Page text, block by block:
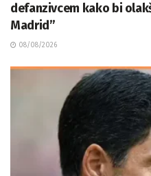
defanzivcem kako bi
Madrid”
08/08/2026